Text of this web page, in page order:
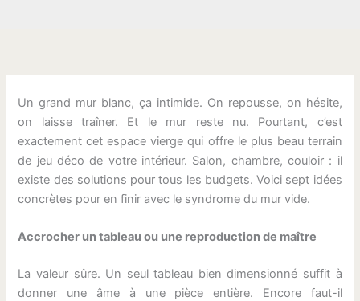
Un grand mur blanc, ça intimide. On repousse, on hésite,
on laisse traîner. Et le mur reste nu. Pourtant, c’est
exactement cet espace vierge qui offre le plus beau terrain
de jeu déco de votre intérieur. Salon, chambre, couloir : il
existe des solutions pour tous les budgets. Voici sept idées
concrètes pour en finir avec le syndrome du mur vide.
Accrocher un tableau ou une reproduction de maître
La valeur sûre. Un seul tableau bien dimensionné suffit à
donner une âme à une pièce entière. Encore faut-il